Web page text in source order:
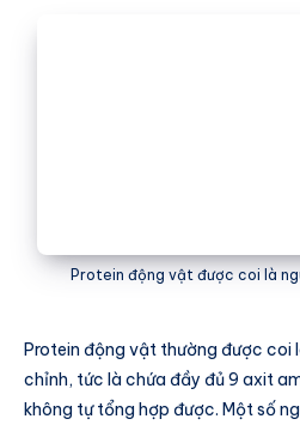
Protein động vật được coi là
Protein động vật thường được coi
chỉnh, tức là chứa đầy đủ 9 axit
không tự tổng hợp được. Một số